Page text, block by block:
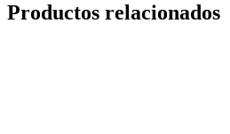
Productos relacionados